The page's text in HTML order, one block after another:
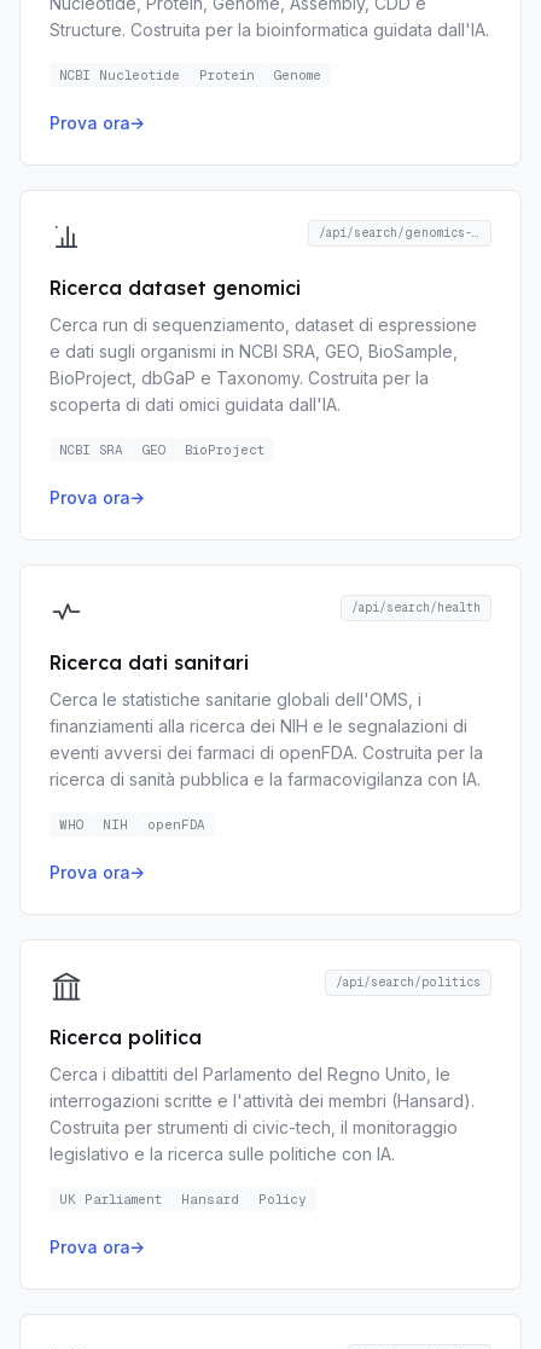
Structure. Costruita per la bioinformatica guidata dall'IA.
NCBI Nucleotide Protein Genome
Prova ora→
Ricerca dataset genomici
Cerca run di sequenziamento, dataset di espressione
e dati sugli organismi in NCBI SRA, GEO, BioSample,
BioProject, dbGaP e Taxonomy. Costruita per la
scoperta di dati omici guidata dall'IA.
NCBI SRA GEO BioProject
Prova ora→
/api/search/health
Ricerca dati sanitari
Cerca le statistiche sanitarie globali dell'OMS, i
finanziamenti alla ricerca dei NIH e le segnalazioni di
eventi avversi dei farmaci di openFDA. Costruita per la
ricerca di sanità pubblica e la farmacovigilanza con IA.
WHO NIH openFDA
Prova ora→
/api/search/politics
Ricerca politica
Cerca i dibattiti del Parlamento del Regno Unito, le
interrogazioni scritte e l'attività dei membri (Hansard).
Costruita per strumenti di civic-tech, il monitoraggio
legislativo e la ricerca sulle politiche con IA.
UK Parliament Hansard Policy
Prova ora→